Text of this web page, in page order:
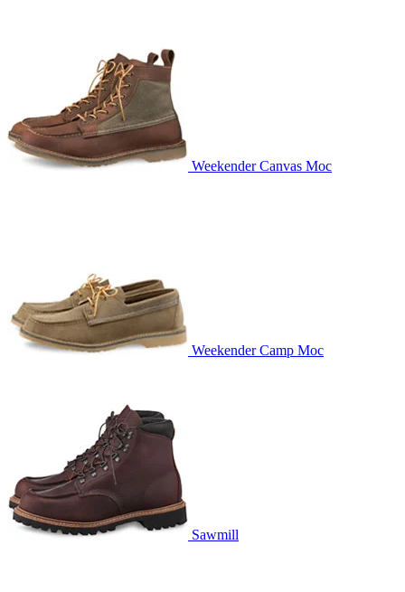
Weekender Canvas Moc
Weekender Camp Moc
Sawmill